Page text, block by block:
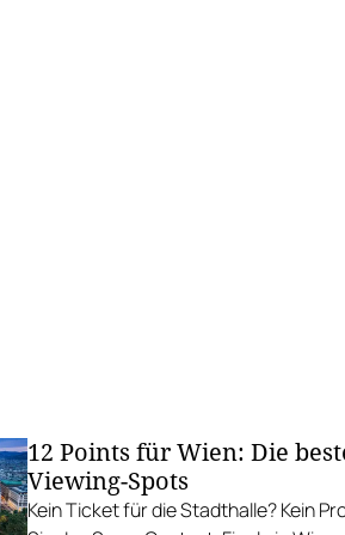
12 Points für Wien: Die
Viewing-Spots
Kein Ticket für die Stadthalle? Kein